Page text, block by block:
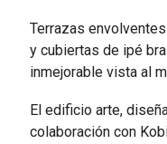
Terrazas
y cubiertas de ipé
inmejorable vista al
El edificio arte,
colaboración con